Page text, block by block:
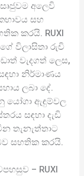
අලෙවි
සහ
කරයි. RUXI
විලාසිතා රුචි
වැදගත් ලෙස,
නිර්මාණය
ලබා දේ.
යෝගා ඇඳුම්වල
සඳහා දැඩි
තැනැත්තාට
සහතික කරයි.
– RUXI